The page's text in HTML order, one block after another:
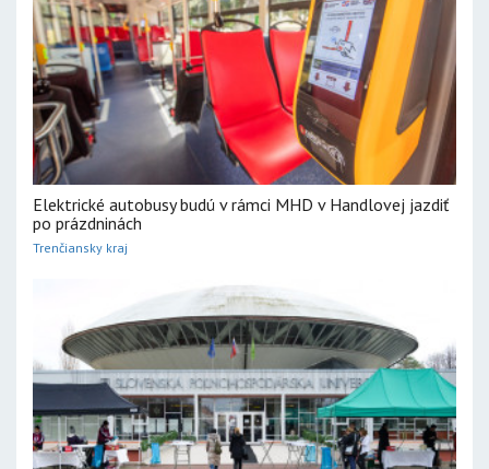
Elektrické autobusy budú v rámci MHD v Handlovej jazdiť
po prázdninách
Trenčiansky kraj